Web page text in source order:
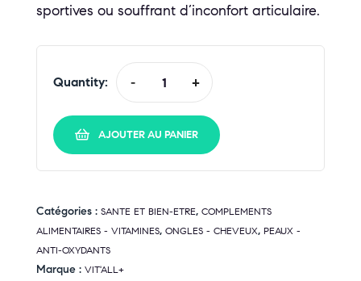
sportives ou souffrant d’inconfort articulaire.
Quantity: - +
AJOUTER AU PANIER
Catégories : SANTE ET BIEN-ETRE, COMPLEMENTS
ALIMENTAIRES - VITAMINES, ONGLES - CHEVEUX, PEAUX -
ANTI-OXYDANTS
Marque : VIT'ALL+